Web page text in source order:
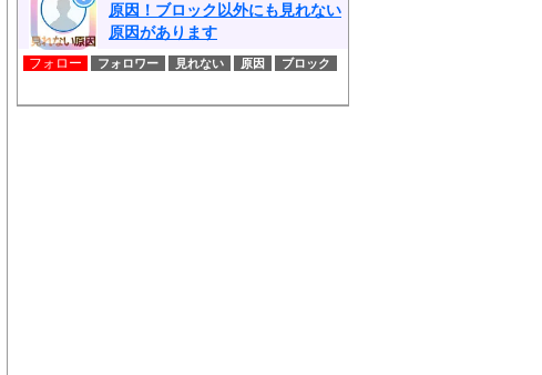
原因！ブロック以外にも見れない
原因があります
フォロー フォロワー 見れない 原因 ブロック